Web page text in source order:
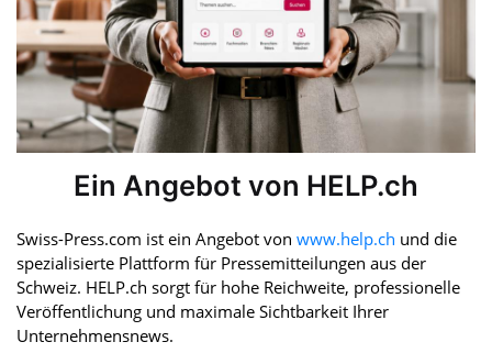
Ein Angebot von HELP.ch
Swiss-Press.com ist ein Angebot von www.help.ch und die
spezialisierte Plattform für Pressemitteilungen aus der
Schweiz. HELP.ch sorgt für hohe Reichweite, professionelle
Veröffentlichung und maximale Sichtbarkeit Ihrer
Unternehmensnews.